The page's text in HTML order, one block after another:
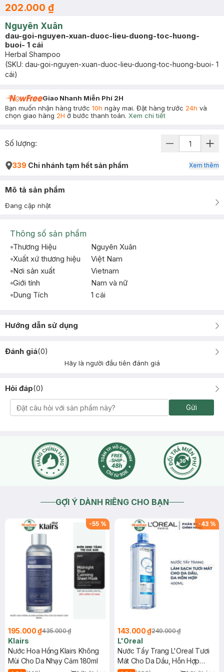
202.000 ₫
Nguyên Xuân
dau-goi-nguyen-xuan-duoc-lieu-duong-toc-huong-
buoi- 1 cái
Herbal Shampoo
(SKU: dau-goi-nguyen-xuan-duoc-lieu-duong-toc-huong-buoi- 1
cái)
Giao Nhanh Miễn Phí 2H
Bạn muốn nhận hàng trước 10h ngày mai. Đặt hàng trước 24h và
chọn giao hàng 2H ở bước thanh toán. Xem chi tiết
Số lượng:
339 Chi nhánh tạm hết sản phẩm Xem thêm
Mô tả sản phẩm
Đang cập nhật
Thông số sản phẩm
Thương Hiệu
Nguyên Xuân
Xuất xứ thương hiệu
Việt Nam
Nơi sản xuất
Vietnam
Giới tính
Nam và nữ
Dung Tích
1 cái
Hướng dẫn sử dụng
Đánh giá(0)
Hãy là người đầu tiên đánh giá
Hỏi đáp(0)
Gửi
GỢI Ý DÀNH RIÊNG CHO BẠN
-55 %
195.000 ₫435.000 ₫
Klairs
Nước Hoa Hồng Klairs Không
Mùi Cho Da Nhạy Cảm 180ml
-43 %
143.000 ₫249.000 ₫
L'Oreal
Nước Tẩy Trang L'Oreal Tươi
Mát Cho Da Dầu, Hỗn Hợp